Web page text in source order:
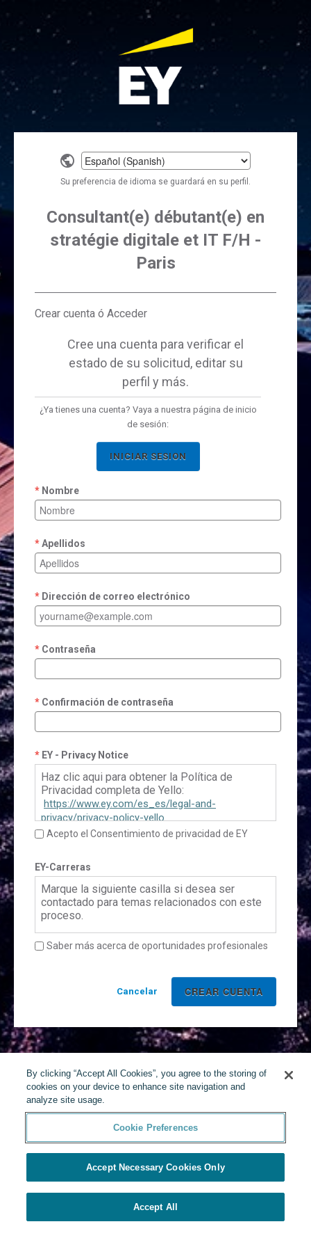
Select
a
language
Su preferencia de idioma se guardará en su perfil.
Consultant(e) débutant(e) en
stratégie digitale et IT F/H -
Paris
Crear cuenta ó Acceder
Cree una cuenta para verificar el
estado de su solicitud, editar su
perfil y más.
¿Ya tienes una cuenta? Vaya a nuestra página de inicio
de sesión:
INICIAR SESION
Nombre
Apellidos
Dirección de correo electrónico
Contraseña
Confirmación de contraseña
EY - Privacy Notice
Haz clic aqui para obtener la Política de
Privacidad completa de Yello:
https://www.ey.com/es_es/legal-and-
privacy/privacy-policy-yello
Acepto el Consentimiento de privacidad de EY
EY-Carreras
Marque la siguiente casilla si desea ser
contactado para temas relacionados con este
proceso.
Saber más acerca de oportunidades profesionales
Cancelar
By clicking “Accept All Cookies”, you agree to the storing of
cookies on your device to enhance site navigation and
analyze site usage.
Cookie Preferences
Accept Necessary Cookies Only
Accept All